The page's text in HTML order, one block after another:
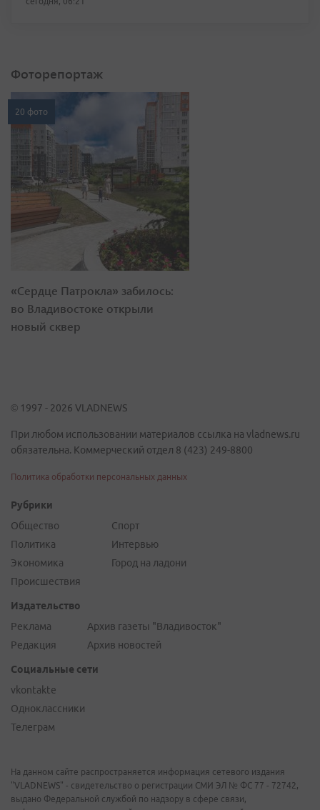
Фоторепортаж
20 фото
«Сердце Патрокла» забилось:
во Владивостоке открыли
новый сквер
© 1997 - 2026 VLADNEWS
При любом использовании материалов ссылка на vladnews.ru
обязательна. Коммерческий отдел 8 (423) 249-8800
Политика обработки персональных данных
Рубрики
Общество
Политика
Экономика
Происшествия
Спорт
Интервью
Город на ладони
Издательство
Реклама
Редакция
Архив газеты "Владивосток"
Архив новостей
Социальные сети
vkontakte
Одноклассники
Телеграм
На данном сайте распространяется информация сетевого издания
"VLADNEWS" - свидетельство о регистрации СМИ ЭЛ № ФС 77 - 72742,
выдано Федеральной службой по надзору в сфере связи,